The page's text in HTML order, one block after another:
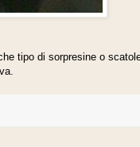
tipo di sorpresine o